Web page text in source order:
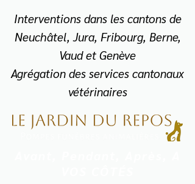
Interventions dans les cantons de
Neuchâtel, Jura, Fribourg, Berne,
Vaud et Genève
Agrégation des services cantonaux
vétérinaires